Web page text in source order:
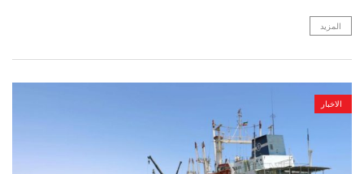
المزيد
الاخبار